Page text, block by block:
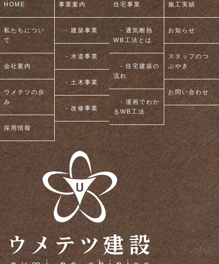
HOME
私たちについ
て
会社案内
ウメテツの歩
み
採用情報
事業案内
- 建築事業
- 水道事業
- 土木事業
- 改修事業
住宅事業
- 通気断熱
WB工法とは
- 住宅建築の
流れ
- 漫画でわか
るWB工法
施工実績
お知らせ
スタッフのつ
ぶやき
お問い合わせ